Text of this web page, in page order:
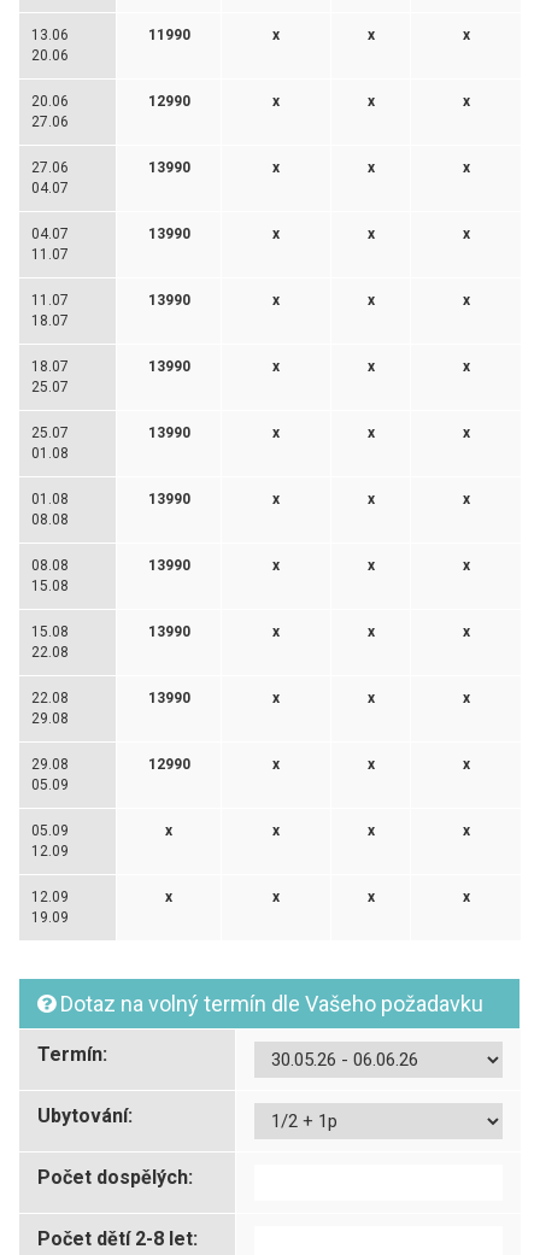
13.06
20.06
11990 x x x
20.06
27.06
12990 x x x
27.06
04.07
13990 x x x
04.07
11.07
13990 x x x
11.07
18.07
13990 x x x
18.07
25.07
13990 x x x
25.07
01.08
13990 x x x
01.08
08.08
13990 x x x
08.08
15.08
13990 x x x
15.08
22.08
13990 x x x
22.08
29.08
13990 x x x
29.08
05.09
12990 x x x
05.09
12.09
x x x x
12.09
19.09
x x x x
Dotaz na volný termín dle Vašeho požadavku
Termín:
Ubytování:
Počet dospělých:
Počet dětí 2-8 let: